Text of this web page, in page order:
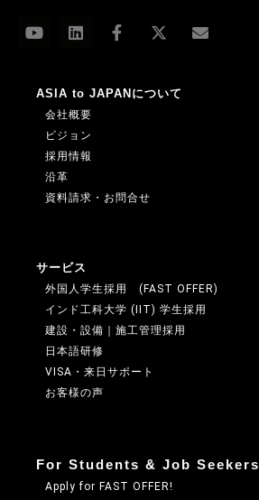
ASIA to JAPANについて
会社概要
ビジョン
採用情報
沿革
資料請求・お問合せ
サービス
外国人学生採用 (FAST OFFER)
インド工科大学 (IIT) 学生採用
建設・設備｜施工管理採用
日本語研修
VISA・来日サポート
お客様の声
For Students & Job Seekers
Apply for FAST OFFER!